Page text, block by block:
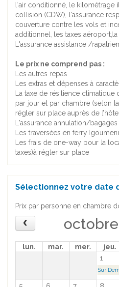
l'air conditionné, le kilométrage
collision (CDW), l'assurance
couverture contre les vols et
additionnel, les taxes aéroport,la
L'assurance assistance /
Le prix ne comprend pas :
Les autres repas
Les extras et dépenses à
La taxe de résilience
par jour et par chambre (selon
régler sur place auprès de
L'assurance annulation/bagages
Les traversées en ferry
Les frais de one-way pour la
taxes)à régler sur place
Sélectionnez votre date
Prix par personne en chambre
lun. mar. mer. jeu.
1
Sur